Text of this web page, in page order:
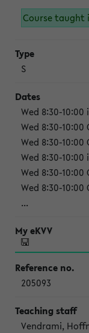
Course taught
S
Wed 8:30-10:00
Wed 8:30-10:00
Wed 8:30-10:00
Wed 8:30-10:00
Wed 8:30-10:00
Wed 8:30-10:00
...
205093
Vendrami,